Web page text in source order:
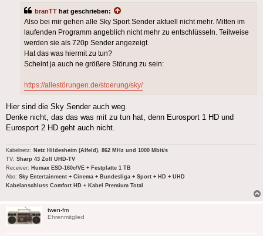
branTT hat geschrieben:
Also bei mir gehen alle Sky Sport Sender aktuell nicht mehr. Mitten im
laufenden Programm angeblich nicht mehr zu entschlüsseln. Teilweise
werden sie als 720p Sender angezeigt.
Hat das was hiermit zu tun?
Scheint ja auch ne größere Störung zu sein:
https://allestörungen.de/stoerung/sky/
Hier sind die Sky Sender auch weg.
Denke nicht, das das was mit zu tun hat, denn Eurosport 1 HD und
Eurosport 2 HD geht auch nicht.
Kabelnetz: Netz Hildesheim (Alfeld). 862 MHz und 1000 Mbit/s
TV: Sharp 43 Zoll UHD-TV
Receiver: Humax ESD-160c/VE + Festplatte 1 TB
Abo: Sky Entertainment + Cinema + Bundesliga + Sport + HD + UHD
Kabelanschluss Comfort HD + Kabel Premium Total
twen-fm
Ehrenmitglied